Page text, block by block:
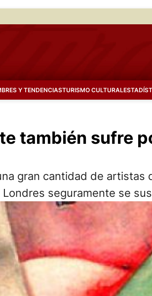
Y TENDENCIASTURISMO CULTURAL
también sufre
gran cantidad de artistas
seguramente se